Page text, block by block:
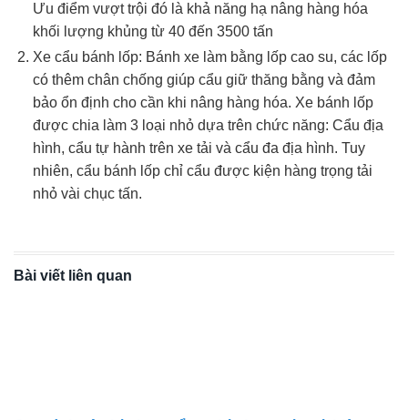
Ưu điểm vượt trội đó là khả năng hạ nâng hàng hóa
khối lượng khủng từ 40 đến 3500 tấn
Xe cẩu bánh lốp: Bánh xe làm bằng lốp cao su, các lốp
có thêm chân chống giúp cẩu giữ thăng bằng và đảm
bảo ổn định cho cần khi nâng hàng hóa. Xe bánh lốp
được chia làm 3 loại nhỏ dựa trên chức năng: Cẩu địa
hình, cẩu tự hành trên xe tải và cẩu đa địa hình. Tuy
nhiên, cẩu bánh lốp chỉ cẩu được kiện hàng trọng tải
nhỏ vài chục tấn.
Bài viết liên quan